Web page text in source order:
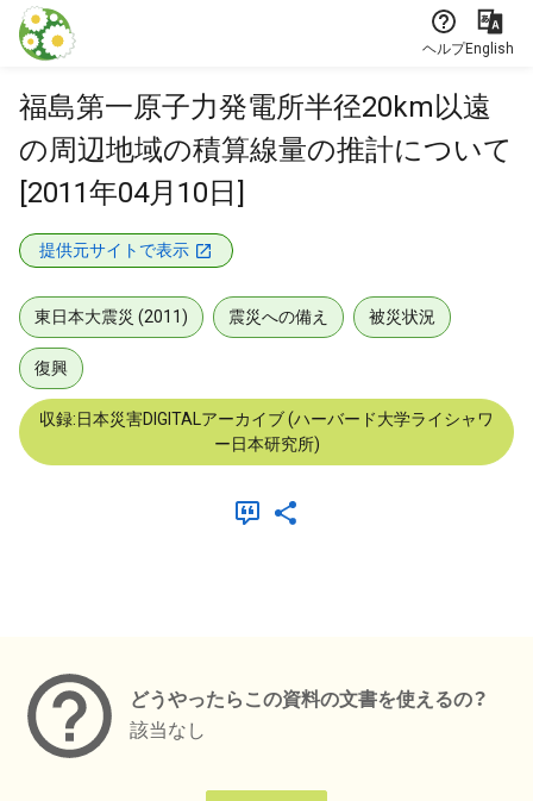
本文に飛ぶ
ヘルプEnglish
福島第一原子力発電所半径20km以遠
の周辺地域の積算線量の推計について
[2011年04月10日]
提供元サイトで表示
東日本大震災 (2011) 震災への備え 被災状況
復興
収録:日本災害DIGITALアーカイブ (ハーバード大学ライシャワ
ー日本研究所)
どうやったらこの資料の文書を使えるの？
該当なし